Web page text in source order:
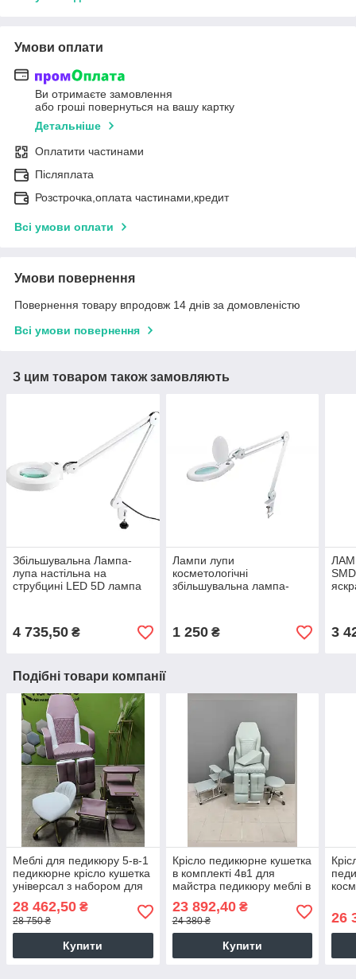
Умови оплати
Ви отримаєте замовлення
або гроші повернуться на вашу картку
Детальніше
Оплатити частинами
Післяплата
Розстрочка,оплата частинами,кредит
Всі умови оплати
Умови повернення
Повернення товару впродовж 14 днів за домовленістю
Всі умови повернення
З цим товаром також замовляють
Збільшувальна Лампа-
лупа настільна на
струбцині LED 5D лампа
4 735,50 ₴
Лампи лупи
косметологічні
збільшувальна лампа-
1 250₴ 3
Подібні товари компанії
Меблі для педикюру 5-в-1
педикюрне крісло кушетка
універсал з набором для
28 462,50 ₴
28 750 ₴
Купити
Крісло педикюрне кушетка
в комплекті 4в1 для
майстра педикюру меблі в
23 892,40₴
24 380 ₴
Купити
26